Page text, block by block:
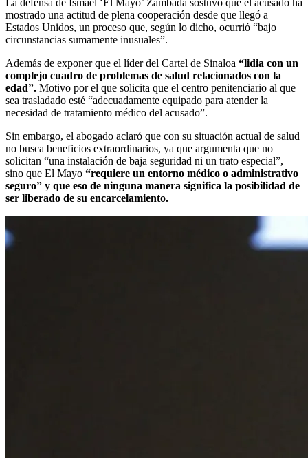
mostrado una actitud de plena cooperación desde que llegó a
Estados Unidos, un proceso que, según lo dicho, ocurrió “bajo
circunstancias sumamente inusuales”.
Además de exponer que el líder del Cartel de Sinaloa “lidia con un
complejo cuadro de problemas de salud relacionados con la
edad”. Motivo por el que solicita que el centro penitenciario al que
sea trasladado esté “adecuadamente equipado para atender la
necesidad de tratamiento médico del acusado”.
Sin embargo, el abogado aclaró que con su situación actual de salud
no busca beneficios extraordinarios, ya que argumenta que no
solicitan “una instalación de baja seguridad ni un trato especial”,
sino que El Mayo “requiere un entorno médico o administrativo
seguro” y que eso de ninguna manera significa la posibilidad de
ser liberado de su encarcelamiento.